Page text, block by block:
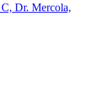
Dr. Mercola,